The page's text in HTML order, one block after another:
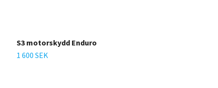
S3 motorskydd Enduro
1 600 SEK